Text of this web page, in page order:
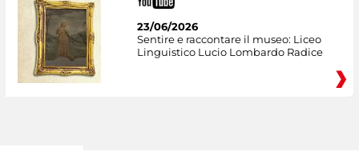
23/06/2026
Sentire e raccontare il museo: Liceo
Linguistico Lucio Lombardo Radice